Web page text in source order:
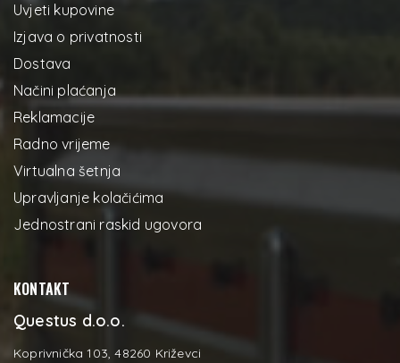
Uvjeti kupovine
Izjava o privatnosti
Dostava
Načini plaćanja
Reklamacije
Radno vrijeme
Virtualna šetnja
Upravljanje kolačićima
Jednostrani raskid ugovora
KONTAKT
Questus d.o.o.
Koprivnička 103, 48260 Križevci